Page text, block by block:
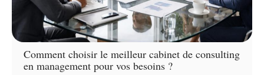
Comment choisir le meilleur cabinet de consulting
en management pour vos besoins ?